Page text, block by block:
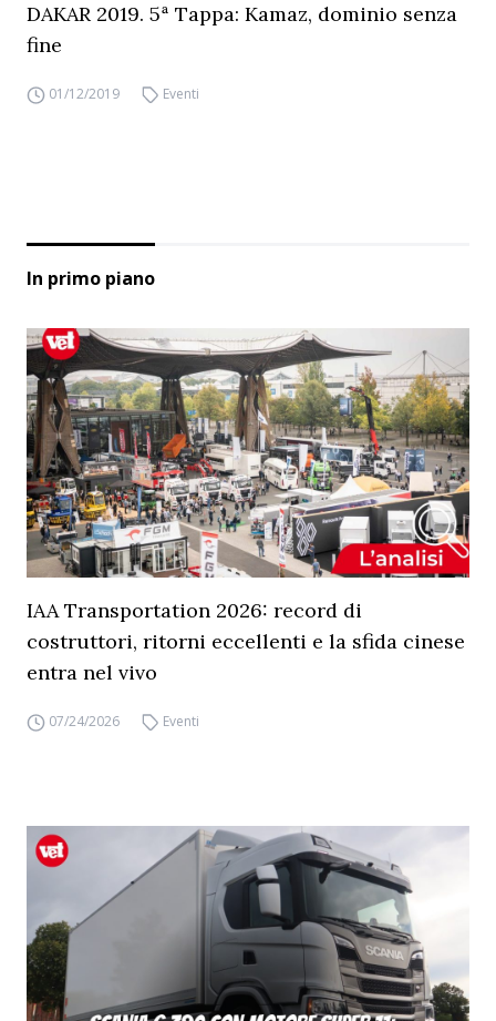
DAKAR 2019. 5ª Tappa: Kamaz, dominio senza
fine
01/12/2019 Eventi
In primo piano
IAA Transportation 2026: record di
costruttori, ritorni eccellenti e la sfida cinese
entra nel vivo
07/24/2026 Eventi